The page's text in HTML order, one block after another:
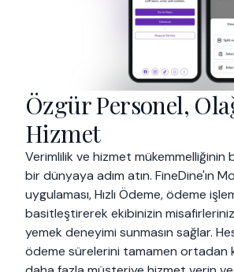
Özgür Personel,
Hizmet
Verimlilik ve hizmet mükemmelliğinin
bir dünyaya adım atın. FineDine'ın
uygulaması, Hızlı Ödeme, ödeme
basitleştirerek ekibinizin
yemek deneyimi sunmasın sağlar.
ödeme sürelerini tamamen ortadan